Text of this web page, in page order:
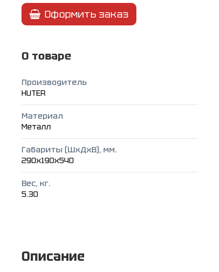
Оформить заказ
О товаре
Производитель
HUTER
Материал
Металл
Габариты (ШxДxВ), мм.
290x190x540
Вес, кг.
5.30
Описание